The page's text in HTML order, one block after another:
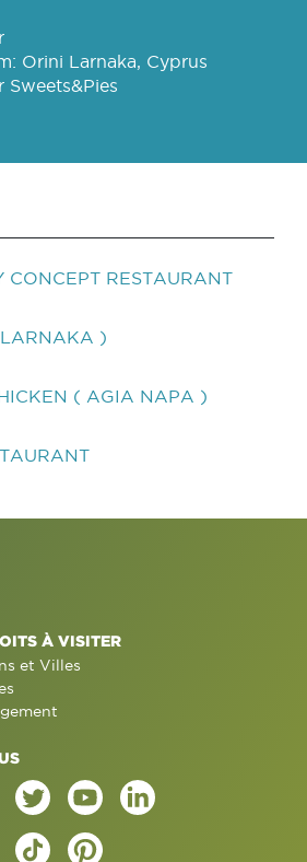
Orini Larnaka, Cyprus
Sweets&Pies
CONCEPT RESTAURANT
)
( AGIA NAPA )
À VISITER
et Villes